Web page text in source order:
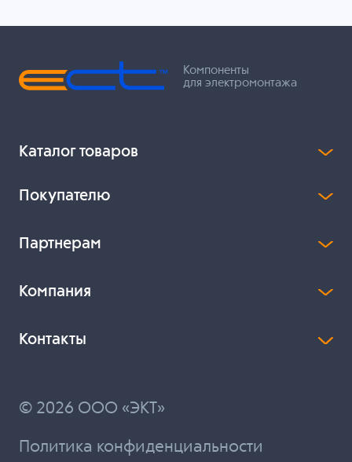
Компоненты
для электромонтажа
Каталог товаров
Покупателю
Партнерам
Компания
Контакты
© 2026 ООО «ЭКТ»
Политика конфиденциальности